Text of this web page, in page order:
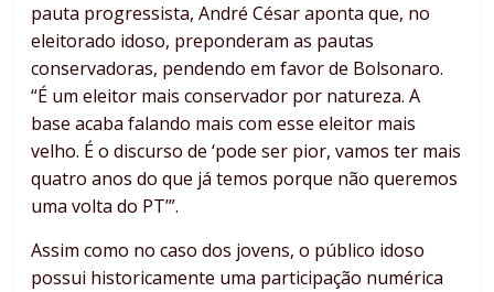
pauta progressista, André César aponta que, no
eleitorado idoso, preponderam as pautas
conservadoras, pendendo em favor de Bolsonaro.
“É um eleitor mais conservador por natureza. A
base acaba falando mais com esse eleitor mais
velho. É o discurso de ‘pode ser pior, vamos ter mais
quatro anos do que já temos porque não queremos
uma volta do PT’”.
Assim como no caso dos jovens, o público idoso
possui historicamente uma participação numérica